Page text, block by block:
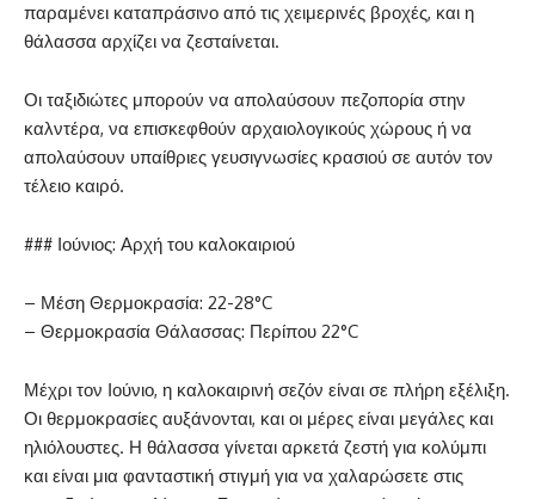
παραμένει καταπράσινο από τις χειμερινές βροχές, και η
θάλασσα αρχίζει να ζεσταίνεται.
Οι ταξιδιώτες μπορούν να απολαύσουν πεζοπορία στην
καλντέρα, να επισκεφθούν αρχαιολογικούς χώρους ή να
απολαύσουν υπαίθριες γευσιγνωσίες κρασιού σε αυτόν τον
τέλειο καιρό.
### Ιούνιος: Αρχή του καλοκαιριού
– Μέση Θερμοκρασία: 22-28°C
– Θερμοκρασία Θάλασσας: Περίπου 22°C
Μέχρι τον Ιούνιο, η καλοκαιρινή σεζόν είναι σε πλήρη εξέλιξη.
Οι θερμοκρασίες αυξάνονται, και οι μέρες είναι μεγάλες και
ηλιόλουστες. Η θάλασσα γίνεται αρκετά ζεστή για κολύμπι
και είναι μια φανταστική στιγμή για να χαλαρώσετε στις